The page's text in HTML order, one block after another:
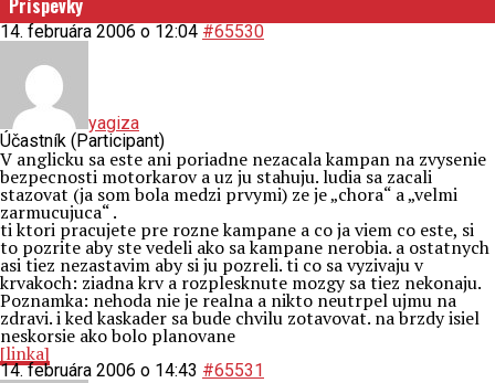
Príspevky
14. februára 2006 o 12:04 #65530
yagiza
Účastník (Participant)
V anglicku sa este ani poriadne nezacala kampan na zvysenie
bezpecnosti motorkarov a uz ju stahuju. ludia sa zacali
stazovat (ja som bola medzi prvymi) ze je „chora“ a „velmi
zarmucujuca“ .
ti ktori pracujete pre rozne kampane a co ja viem co este, si
to pozrite aby ste vedeli ako sa kampane nerobia. a ostatnych
asi tiez nezastavim aby si ju pozreli. ti co sa vyzivaju v
krvakoch: ziadna krv a rozplesknute mozgy sa tiez nekonaju.
Poznamka: nehoda nie je realna a nikto neutrpel ujmu na
zdravi. i ked kaskader sa bude chvilu zotavovat. na brzdy isiel
neskorsie ako bolo planovane
[linka]
14. februára 2006 o 14:43 #65531